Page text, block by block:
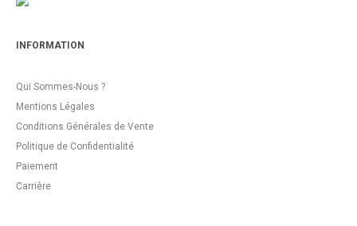
INFORMATION
Qui Sommes-Nous ?
Mentions Légales
Conditions Générales de Vente
Politique de Confidentialité
Paiement
Carrière